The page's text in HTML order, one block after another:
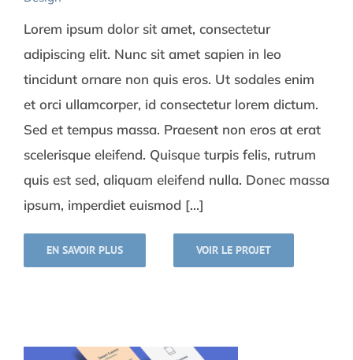
Lorem ipsum dolor sit amet, consectetur
adipiscing elit. Nunc sit amet sapien in leo
tincidunt ornare non quis eros. Ut sodales enim
et orci ullamcorper, id consectetur lorem dictum.
Sed et tempus massa. Praesent non eros at erat
scelerisque eleifend. Quisque turpis felis, rutrum
quis est sed, aliquam eleifend nulla. Donec massa
ipsum, imperdiet euismod [...]
EN SAVOIR PLUS VOIR LE PROJET